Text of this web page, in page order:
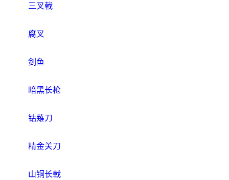
三叉戟
腐叉
剑鱼
暗黑长枪
钴薙刀
精金关刀
山铜长戟